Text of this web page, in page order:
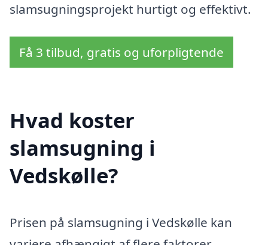
slamsugningsprojekt hurtigt og effektivt.
Få 3 tilbud, gratis og uforpligtende
Hvad koster
slamsugning i
Vedskølle?
Prisen på slamsugning i Vedskølle kan